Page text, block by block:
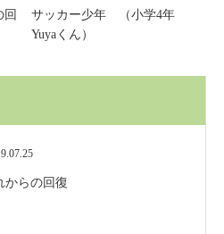
回
サッカー少年 （小学4年
Yuyaくん）
からの回復